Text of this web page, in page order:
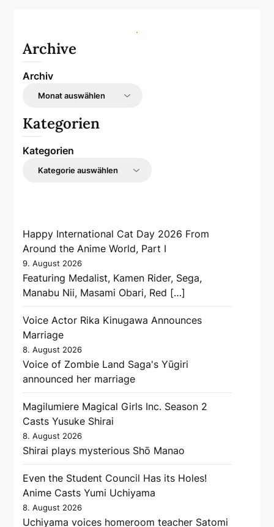
Archive
Archiv
Kategorien
Kategorien
Happy International Cat Day 2026 From
Around the Anime World, Part I
9. August 2026
Featuring Medalist, Kamen Rider, Sega,
Manabu Nii, Masami Obari, Red […]
Voice Actor Rika Kinugawa Announces
Marriage
8. August 2026
Voice of Zombie Land Saga's Yūgiri
announced her marriage
Magilumiere Magical Girls Inc. Season 2
Casts Yusuke Shirai
8. August 2026
Shirai plays mysterious Shō Manao
Even the Student Council Has its Holes!
Anime Casts Yumi Uchiyama
8. August 2026
Uchiyama voices homeroom teacher Satomi